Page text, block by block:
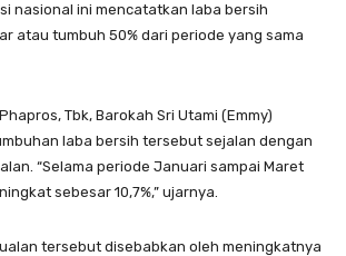
nasional ini mencatatkan laba bersih
atau tumbuh 50% dari periode yang sama
Tbk, Barokah Sri Utami (Emmy)
laba bersih tersebut sejalan dengan
“Selama periode Januari sampai Maret
sebesar 10,7%,” ujarnya.
tersebut disebabkan oleh meningkatnya